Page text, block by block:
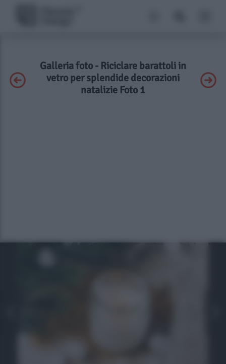
Galleria foto - Riciclare barattoli in
vetro per splendide decorazioni
natalizie Foto 1